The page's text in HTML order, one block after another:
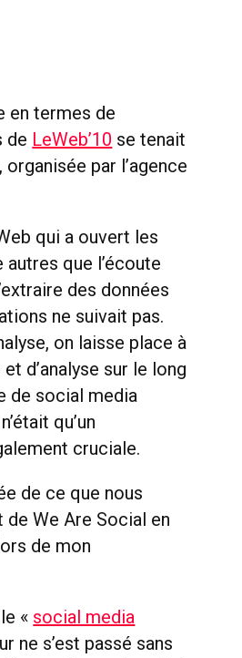
en termes de
de LeWeb’10 se tenait
par l’agence
qui a ouvert les
que l’écoute
des données
ne suivait pas.
on laisse place à
d’analyse sur le long
de social media
qu’un
cruciale.
de ce que nous
We Are Social en
de mon
« social media
ne s’est passé sans